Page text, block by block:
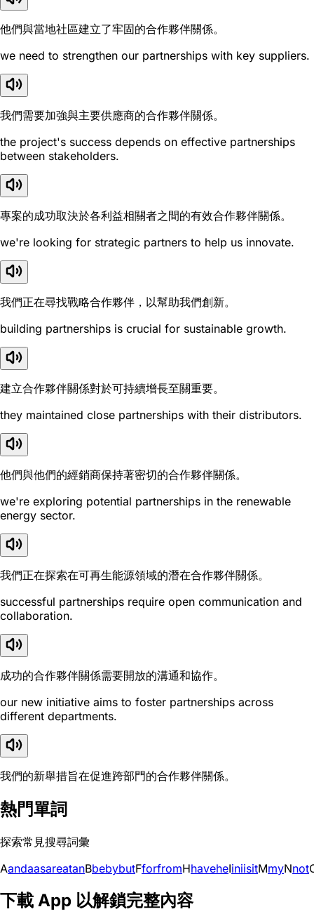
他們與當地社區建立了牢固的合作夥伴關係。
we need to strengthen our partnerships with key suppliers.
我們需要加強與主要供應商的合作夥伴關係。
the project's success depends on effective partnerships
between stakeholders.
專案的成功取決於各利益相關者之間的有效合作夥伴關係。
we're looking for strategic partners to help us innovate.
我們正在尋找戰略合作夥伴，以幫助我們創新。
building partnerships is crucial for sustainable growth.
建立合作夥伴關係對於可持續增長至關重要。
they maintained close partnerships with their distributors.
他們與他們的經銷商保持著密切的合作夥伴關係。
we're exploring potential partnerships in the renewable
energy sector.
我們正在探索在可再生能源領域的潛在合作夥伴關係。
successful partnerships require open communication and
collaboration.
成功的合作夥伴關係需要開放的溝通和協作。
our new initiative aims to foster partnerships across
different departments.
我們的新舉措旨在促進跨部門的合作夥伴關係。
熱門單詞
探索常見搜尋詞彙
AandaasareatanBbebybutFforfromHhaveheIiniisitMmyNnot
下載 App 以解鎖完整內容